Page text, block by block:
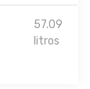
57.09
litros